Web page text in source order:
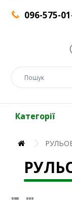
096-575-
Категорії